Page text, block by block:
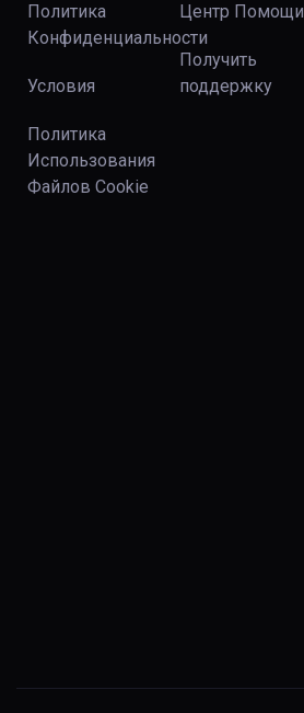
Политика
Конфиденциальности
Условия
Политика
Использования
Файлов Сookie
Центр Помощи
Получить
поддержку